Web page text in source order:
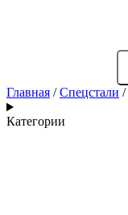
Главная /Спецстали /
Категории